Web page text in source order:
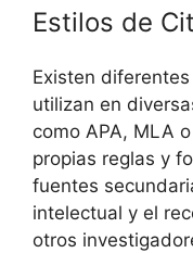
Estilos de
Existen diferentes
utilizan en
como APA, MLA
propias reglas y
fuentes
intelectual y el
otros